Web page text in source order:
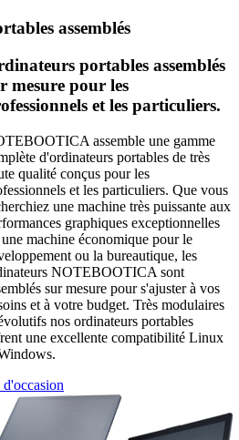
assemblés
portables assemblés
mesure pour les
et les particuliers.
assemble une gamme
d'ordinateurs portables de très
qualité conçus pour les
et les particuliers. Que vous
une machine très puissante aux
graphiques exceptionnelles
machine économique pour le
ou la bureautique, les
NOTEBOOTICA sont
sur mesure pour s'ajuster à vos
et à votre budget. Très modulaires
nos ordinateurs portables
une excellente compatibilité Linux
d'occasion